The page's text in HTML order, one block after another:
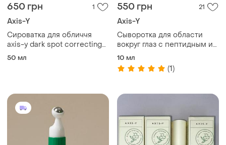
650 грн 1
Axis-Y
Сироватка для обличчя
axis-y dark spot correcting
glow serum
50 мл
550 грн 21
Axis-Y
Сыворотка для области
вокруг глаз с пептидным и
витамином с axis-y vegan
collagen eye serum
10 мл
(1)